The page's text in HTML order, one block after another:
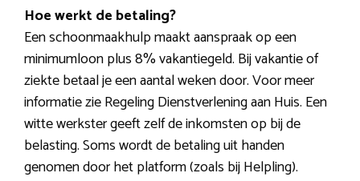
Hoe werkt de betaling?
Een schoonmaakhulp maakt aanspraak op een
minimumloon plus 8% vakantiegeld. Bij vakantie of
ziekte betaal je een aantal weken door. Voor meer
informatie zie Regeling Dienstverlening aan Huis. Een
witte werkster geeft zelf de inkomsten op bij de
belasting. Soms wordt de betaling uit handen
genomen door het platform (zoals bij Helpling).